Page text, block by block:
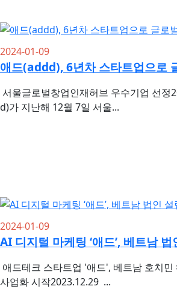
2024-01-09
애드(addd), 6년차 스타트업으로
서울글로벌창업인재허브 우수기업 선
d)가 지난해 12월 7일 서울...
2024-01-09
애드테크 스타트업 '애드', 베트남 호치민
사업화 시작2023.12.29 ...